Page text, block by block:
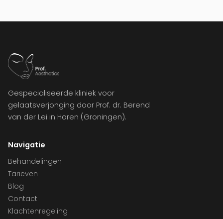
Gespecialiseerde kliniek voor
gelaatsverjonging door Prof. dr. Berend
van der Lei in Haren (Groningen).
Navigatie
Behandelingen
Tarieven
Blog
Contact
Klachtenregeling